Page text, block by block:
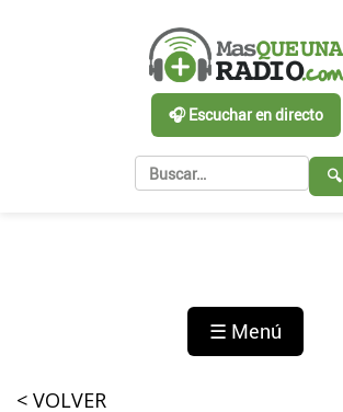
🎧 Escuchar en directo
🔍
☰ Menú
< VOLVER